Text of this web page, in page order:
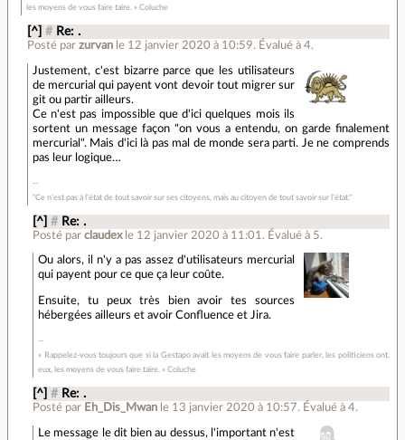
les moyens de vous faire taire. » Coluche
[^] # Re: .
Posté par zurvan le 12 janvier 2020 à 10:59. Évalué à 4.
Justement, c'est bizarre parce que les utilisateurs
de mercurial qui payent vont devoir tout migrer sur
git ou partir ailleurs.
Ce n'est pas impossible que d'ici quelques mois ils
sortent un message façon "on vous a entendu, on garde finalement
mercurial". Mais d'ici là pas mal de monde sera parti. Je ne comprends
pas leur logique…
"Ce n'est pas à l'état de tout savoir sur ses citoyens, mais au citoyen de tout savoir sur l'état."
[^] # Re: .
Posté parclaudex le 12 janvier 2020 à 11:01 . Évalué à 5.
Ou alors, il n'y a pas assez d'utilisateurs mercurial
qui payent pour ce que ça leur coûte.
Ensuite, tu peux très bien avoir tes sources
hébergées ailleurs et avoir Confluence et Jira.
« Rappelez-vous toujours que si la Gestapo avait les moyens de vous faire parler, les politiciens ont,
eux, les moyens de vous faire taire. » Coluche
[^] # Re: .
Posté par Eh_Dis_Mwan le 13 janvier 2020 à 10:57. Évalué à4.
Le message le dit bien au dessus, l'important n'est